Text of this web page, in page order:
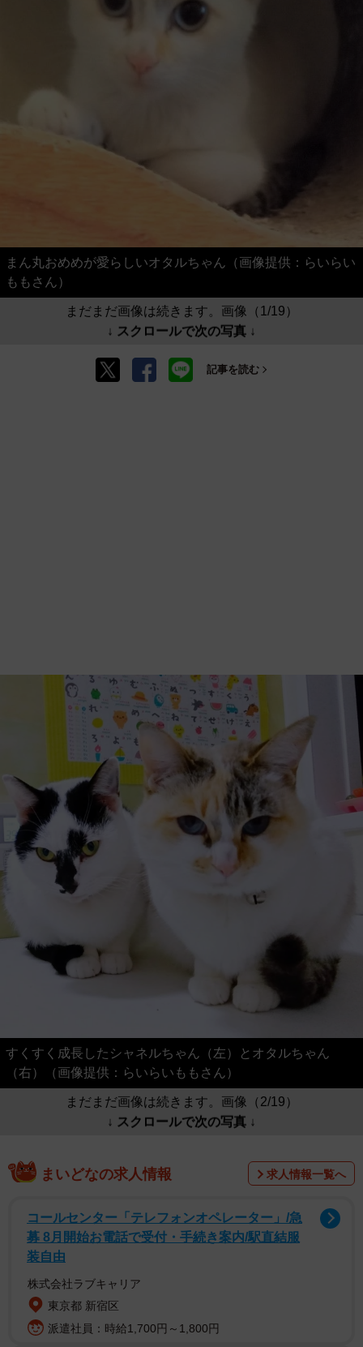
まん丸おめめが愛らしいオタルちゃん（画像提供：らいらい
ももさん）
まだまだ画像は続きます。画像（1/19）
↓ スクロールで次の写真 ↓
記事を読む
すくすく成長したシャネルちゃん（左）とオタルちゃん
（右）（画像提供：らいらいももさん）
まだまだ画像は続きます。画像（2/19）
↓ スクロールで次の写真 ↓
まいどなの求人情報 求人情報一覧へ
コールセンター「テレフォンオペレーター」/急
募 8月開始お電話で受付・手続き案内/駅直結服
装自由
株式会社ラブキャリア
東京都 新宿区
派遣社員：時給1,700円～1,800円